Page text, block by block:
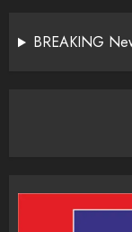
BREAKING